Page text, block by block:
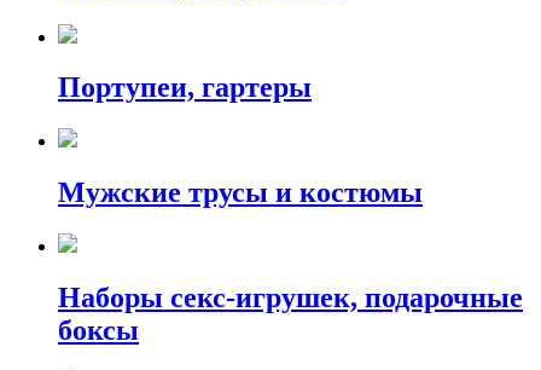
Портупеи, гартеры
Мужские трусы и костюмы
Наборы секс-игрушек, подарочные
боксы